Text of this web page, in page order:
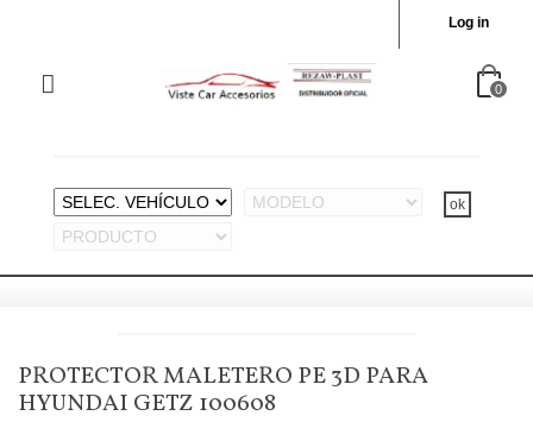
Log in
0
PROTECTOR MALETERO PE 3D PARA
HYUNDAI GETZ 100608